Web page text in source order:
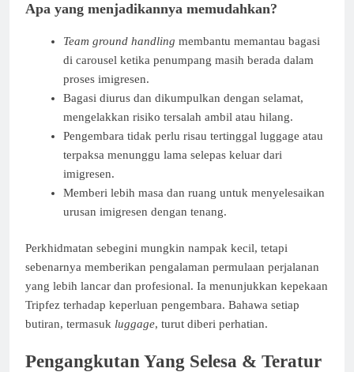
Apa yang menjadikannya memudahkan?
Team ground handling membantu memantau bagasi
di carousel ketika penumpang masih berada dalam
proses imigresen.
Bagasi diurus dan dikumpulkan dengan selamat,
mengelakkan risiko tersalah ambil atau hilang.
Pengembara tidak perlu risau tertinggal luggage atau
terpaksa menunggu lama selepas keluar dari
imigresen.
Memberi lebih masa dan ruang untuk menyelesaikan
urusan imigresen dengan tenang.
Perkhidmatan sebegini mungkin nampak kecil, tetapi
sebenarnya memberikan pengalaman permulaan perjalanan
yang lebih lancar dan profesional. Ia menunjukkan kepekaan
Tripfez terhadap keperluan pengembara. Bahawa setiap
butiran, termasuk luggage, turut diberi perhatian.
Pengangkutan Yang Selesa & Teratur